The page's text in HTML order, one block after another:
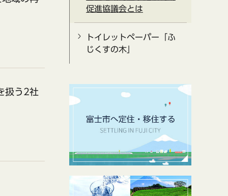
扱う2社
促進協議会とは
トイレットペーパー「ふ
じくすの木」